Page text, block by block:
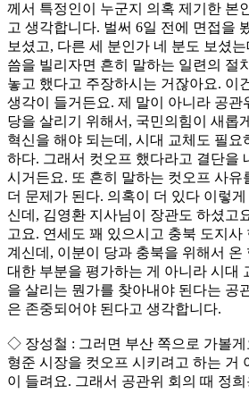
께서 특정인이 누군지 의혹 제기한 본
고 생각합니다. 벌써 6일 전에 면접을
보셨고, 다른 세 분인가 네 분도 보셨
씀을 빌리자면 흔히 말하는 일련의 절
놓고 했다고 주장하시는 거잖아요. 이
생각이 들거든요. 제 말이 아니라 공관
당을 살리기 위해서, 국민의힘이 새롭
혁신을 해야 되는데, 시대 교체도 필요
하다. 그래서 컷오프 했다라고 결단을
시거든요. 또 흔히 말하는 컷오프 사유
더 문제가 된다. 의혹이 더 있다 이렇
신데, 김영환 지사님이 장관도 하셨고
고요. 연세도 꽤 있으시고 충북 도지사
계신데, 이분이 당과 충북을 위해서 온
대한 부분을 평가하는 게 아니라 시대
을 살리는 뭔가를 찾아내야 된다는 공
은 존중되어야 된다고 생각합니다.
◇ 장성철 : 그러면 부산 쪽으로 가볼
형준 시장을 컷오프 시키려고 하는 거
이 들려요. 그래서 공관위 회의 때 정